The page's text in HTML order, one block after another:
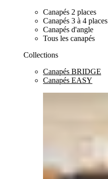
Canapés 2 places
Canapés 3 à 4 places
Canapés d'angle
Tous les canapés
Collections
Canapés BRIDGE
Canapés EASY